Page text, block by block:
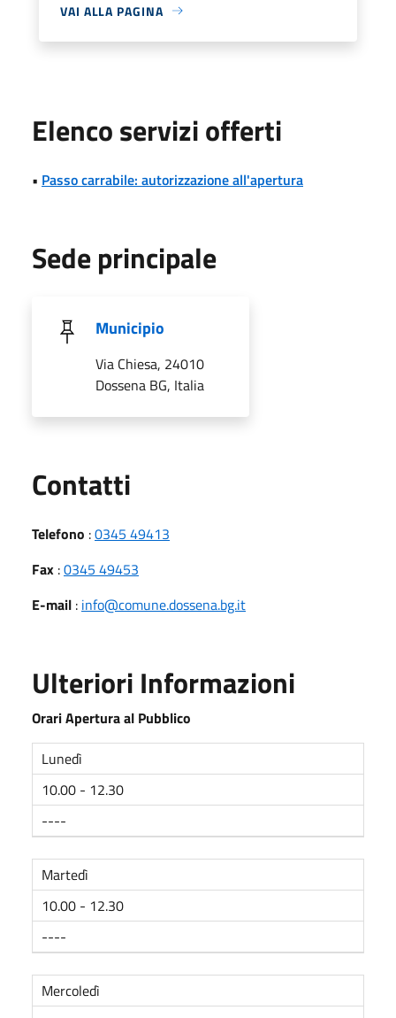
VAI ALLA PAGINA
Elenco servizi offerti
• Passo carrabile: autorizzazione all'apertura
Sede principale
Municipio
Via Chiesa, 24010
Dossena BG, Italia
Contatti
Telefono :0345 49413
Fax :0345 49453
E-mail : info@comune.dossena.bg.it
Ulteriori Informazioni
Orari Apertura al Pubblico
Lunedì
10.00 - 12.30
----
Martedì
10.00 - 12.30
----
Mercoledì